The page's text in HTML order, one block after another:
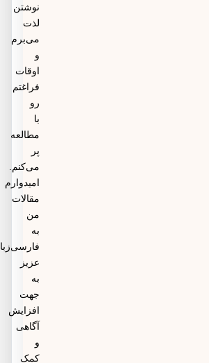
نوشتن
می‌برم
اوقات
فراغتم
مطالعه
می‌کنم.
امیدوارم
مقالات
فارسی‌زبانان
افزایش
آگاهی